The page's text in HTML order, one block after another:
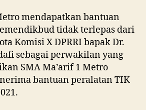
mendapatkan bantuan
tidak terlepas dari
Komisi X DPRRI bapak Dr.
sebagai perwakilan yang
SMA Ma’arif 1 Metro
bantuan peralatan TIK